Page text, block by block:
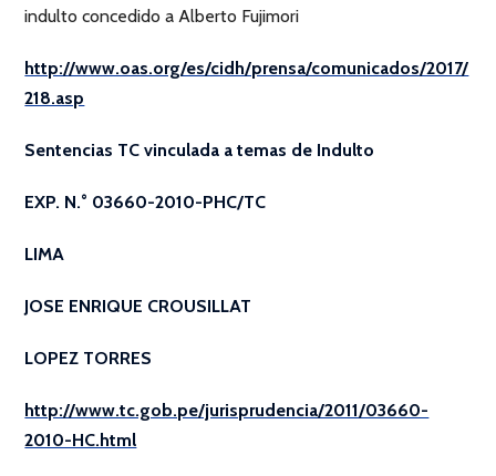
indulto concedido a Alberto Fujimori
http://www.oas.org/es/cidh/prensa/comunicados/2017/
218.asp
Sentencias TC vinculada a temas de Indulto
EXP. N.° 03660-2010-PHC/TC
LIMA
JOSE ENRIQUE CROUSILLAT
LOPEZ TORRES
http://www.tc.gob.pe/jurisprudencia/2011/03660-
2010-HC.html